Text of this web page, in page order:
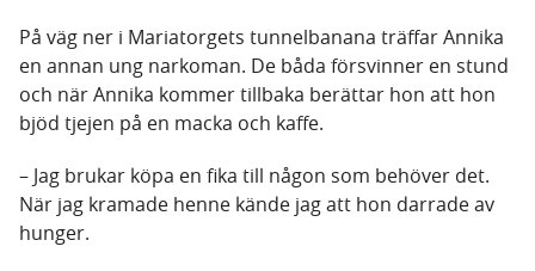
På väg ner i Mariatorgets tunnelbanana träffar Annika
en annan ung narkoman. De båda försvinner en stund
och när Annika kommer tillbaka berättar hon att hon
bjöd tjejen på en macka och kaffe.
– Jag brukar köpa en fika till någon som behöver det.
När jag kramade henne kände jag att hon darrade av
hunger.